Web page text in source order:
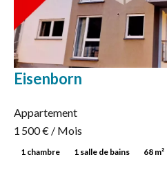
Eisenborn
Appartement
1 500 € / Mois
1 chambre 1 salle de bains 68 m²